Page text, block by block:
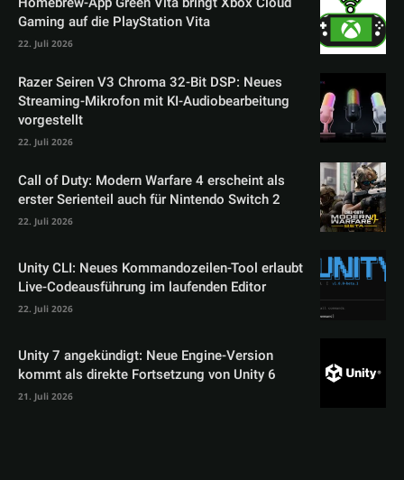
Gaming auf die PlayStation Vita
22. Juli 2026
Razer Seiren V3 Chroma 32-Bit DSP: Neues
Streaming-Mikrofon mit KI-Audiobearbeitung
vorgestellt
22. Juli 2026
Call of Duty: Modern Warfare 4 erscheint als
erster Serienteil auch für Nintendo Switch 2
22. Juli 2026
Unity CLI: Neues Kommandozeilen-Tool erlaubt
Live-Codeausführung im laufenden Editor
22. Juli 2026
Unity 7 angekündigt: Neue Engine-Version
kommt als direkte Fortsetzung von Unity 6
21. Juli 2026